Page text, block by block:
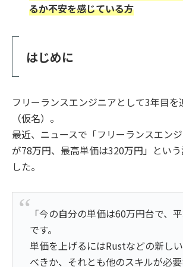
るか不安を感じている方
はじめに
フリーランスエンジニアとして3年目を
（仮名）。
最近、ニュースで「フリーランスエン
が78万円、最高単価は320万円」とい
した。
「今の自分の単価は60万円台で、
です。
単価を上げるにはRustなどの新し
べきか、それとも他のスキルが必